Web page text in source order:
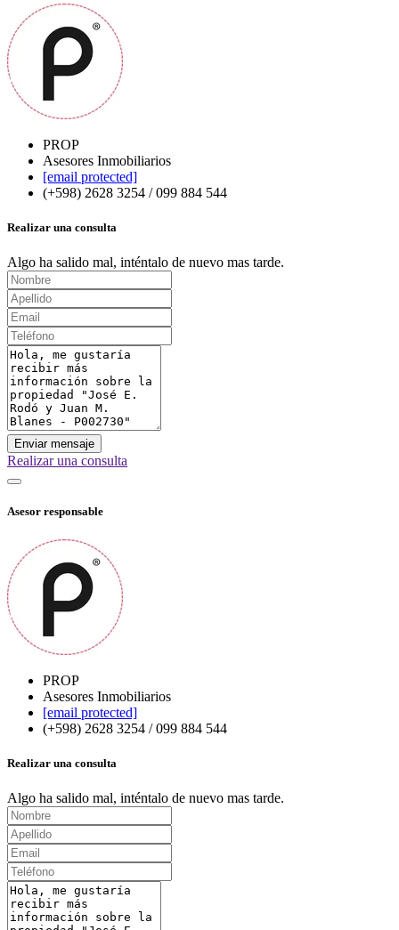
PROP
Asesores Inmobiliarios
[email protected]
(+598) 2628 3254 / 099 884 544
Realizar una consulta
Algo ha salido mal, inténtalo de nuevo mas tarde.
Enviar mensaje
Realizar una consulta
Asesor responsable
PROP
Asesores Inmobiliarios
[email protected]
(+598) 2628 3254 / 099 884 544
Realizar una consulta
Algo ha salido mal, inténtalo de nuevo mas tarde.